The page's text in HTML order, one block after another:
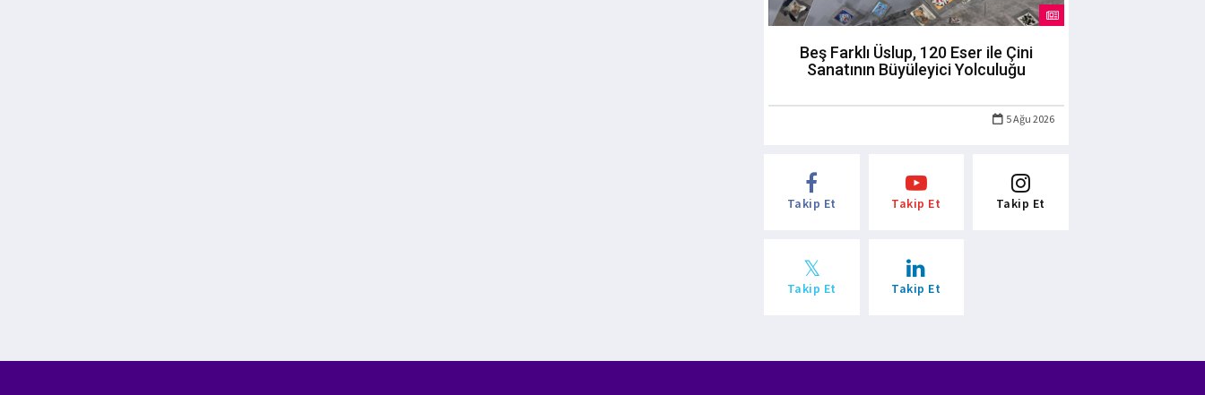
Beş Farklı Üslup, 120 Eser ile Çini
Sanatının Büyüleyici Yolculuğu
5 Ağu 2026
Takip Et Takip Et Takip Et
Takip Et Takip Et